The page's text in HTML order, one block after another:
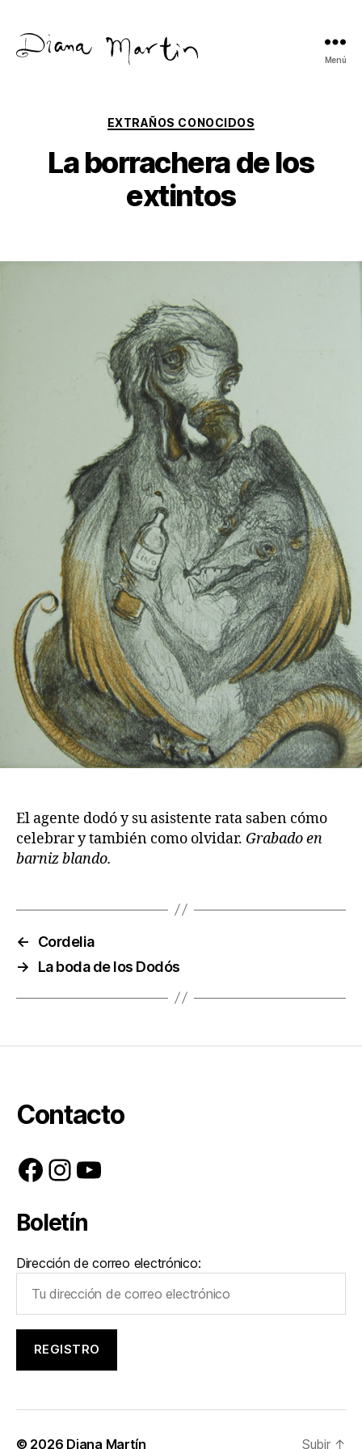
Menú
Categorías
EXTRAÑOS CONOCIDOS
La borrachera de los
extintos
El agente dodó y su asistente rata saben cómo
celebrar y también como olvidar. Grabado en
barniz blando.
←
Cordelia
→
La boda de los Dodós
Contacto
Facebook
Instagram
YouTube
Boletín
Dirección de correo electrónico:
© 2026 Diana Martín Subir ↑